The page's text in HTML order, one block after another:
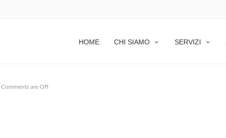
HOME CHI SIAMO SERVIZI
Comments are Off